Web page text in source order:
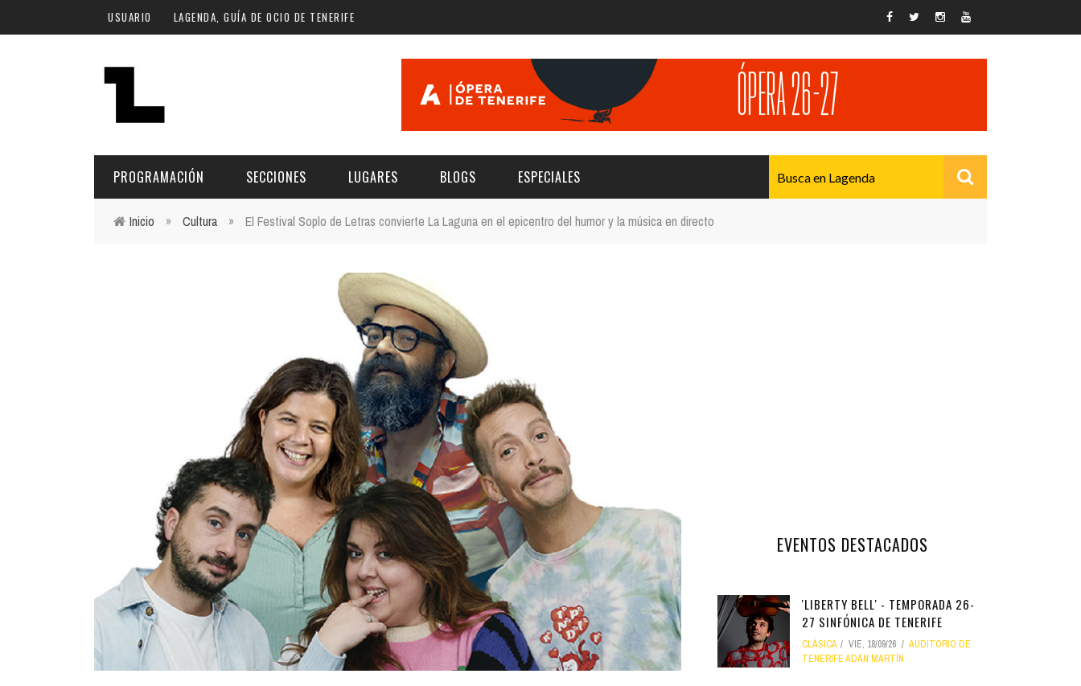
Pasar al contenido principal
USUARIO LAGENDA, GUÍA DE OCIO DE TENERIFE
PROGRAMACIÓN
Norte
Sur
Santa Cruz | La Laguna
Islas
SECCIONES
INFANTIL
LUGARES
SALAS Y AUDITORIOS
ESPACIOS CULTURALES
NOCHE
LOCALES CON ACTUACIONES
COMERCIO
GASTRO
FORMATIVO
BLOGS ESPECIALES
XXVII VERANO DE CUENTO
Inicio » Cultura » El Festival Soplo de Letras convierte La Laguna en el epicentro del humor y la música en directo
EVENTOS DESTACADOS
'LIBERTY BELL' - TEMPORADA 26-
27 SINFÓNICA DE TENERIFE
CLÁSICA VIE, 18/09/26
AUDITORIO DE
TENERIFE ADÁN MARTÍN